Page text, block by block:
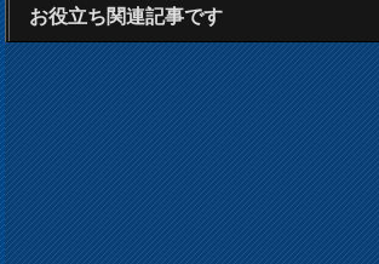
お役立ち関連記事です